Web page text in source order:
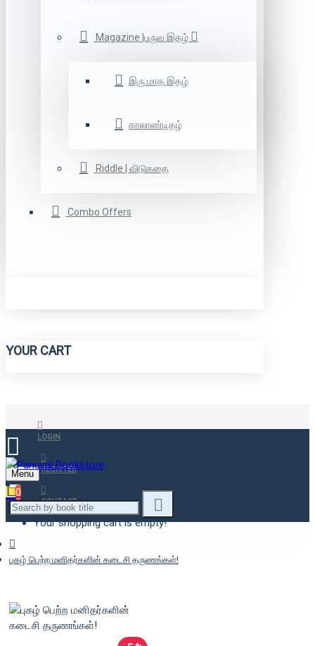
Magazine |பருவ இதழ்
இரு மாத இதழ்
காலாண்டிதழ்
Riddle | விடுகதை
Combo Offers
YOUR CART
LOGIN
REGISTER
CONTACT
Menu
0
Your shopping cart is empty!
புகழ் பெற்ற மனிதர்களின் கடைசி தருணங்கள்!